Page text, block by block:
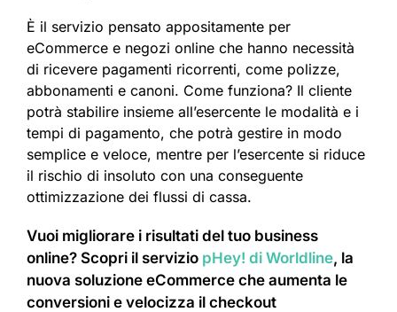
È il servizio pensato appositamente per
eCommerce e negozi online che hanno necessità
di ricevere pagamenti ricorrenti, come polizze,
abbonamenti e canoni. Come funziona? Il cliente
potrà stabilire insieme all’esercente le modalità e i
tempi di pagamento, che potrà gestire in modo
semplice e veloce, mentre per l’esercente si riduce
il rischio di insoluto con una conseguente
ottimizzazione dei flussi di cassa.
Vuoi migliorare i risultati del tuo business
online? Scopri il servizio pHey! di Worldline, la
nuova soluzione eCommerce che aumenta le
conversioni e velocizza il checkout